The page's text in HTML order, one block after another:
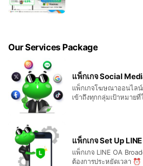
Our Services Package
แพ็กเกจ Social
แพ็กเกจโฆษณาออนไล
เข้าถึงทุกกลุ่มเป้าหมายที่ใช่ ✅เลือก Chanel
สนใจทักแชทแอดมินได้เ
แพ็กเกจ Set Up
แพ็กเกจ LINE OA
ต้องการประหยัดเวลา